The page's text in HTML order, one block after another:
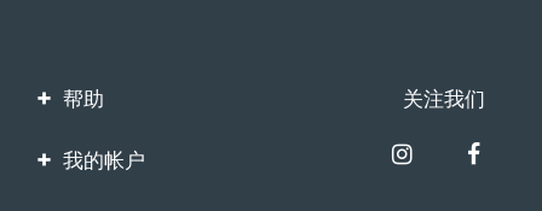
帮助
联系我们
关注我们
我的帐户